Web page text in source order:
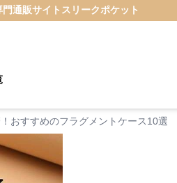
門通販サイト スリークポケット
おすすめのフラグメントケース10選